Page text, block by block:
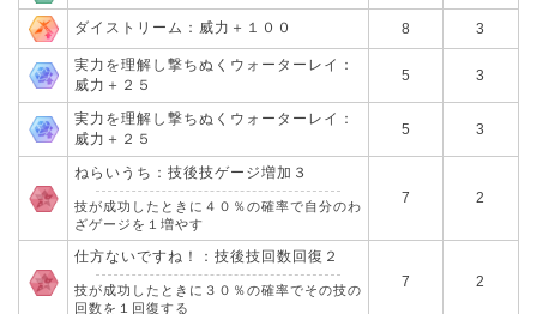
ダイストリーム：威力＋１００ 8 3
実力を理解し撃ちぬくウォーターレイ：
威力＋２５
5 3
実力を理解し撃ちぬくウォーターレイ：
威力＋２５
5 3
ねらいうち：技後技ゲージ増加３
技が成功したときに４０％の確率で自分のわ
ざゲージを１増やす
7 2
仕方ないですね！：技後技回数回復２
技が成功したときに３０％の確率でその技の
回数を１回復する
7 2